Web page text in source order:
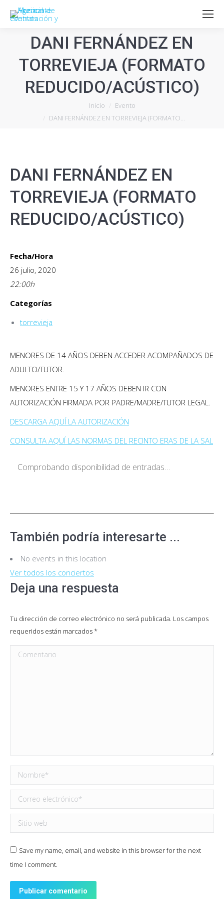
DANI FERNÁNDEZ EN
TORREVIEJA (FORMATO
REDUCIDO/ACÚSTICO)
Inicio
Evento
DANI FERNÁNDEZ EN TORREVIEJA (FORMATO…
DANI FERNÁNDEZ EN
TORREVIEJA (FORMATO
REDUCIDO/ACÚSTICO)
Fecha/Hora
26 julio, 2020
22:00h
Categorías
torrevieja
MENORES DE 14 AÑOS DEBEN ACCEDER ACOMPAÑADOS DE
ADULTO/TUTOR.
MENORES ENTRE 15 Y 17 AÑOS DEBEN IR CON
AUTORIZACIÓN FIRMADA POR PADRE/MADRE/TUTOR LEGAL.
DESCARGA AQUÍ LA AUTORIZACIÓN
CONSULTA AQUÍ LAS NORMAS DEL RECINTO ERAS DE LA SAL
Comprobando disponibilidad de entradas…
También podría interesarte ...
No events in this location
Ver todos los conciertos
Deja una respuesta
Tu dirección de correo electrónico no será publicada. Los campos
requeridos están marcados*
Comentario
Nombre *
Correo electrónico *
Sitio web
Save my name, email, and website in this browser for the next
time I comment.
Publicar comentario